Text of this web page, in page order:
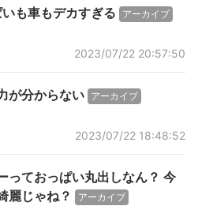
いも車もデカすぎる アーカイブ
2023/07/22 20:57:50
が分からない アーカイブ
2023/07/22 18:48:52
っておっぱい丸出しなん？ 今
麗じゃね？
アーカイブ